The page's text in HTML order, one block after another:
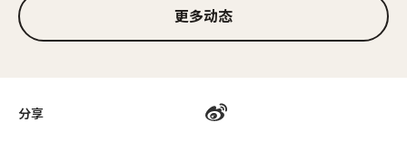
分享
更多动态